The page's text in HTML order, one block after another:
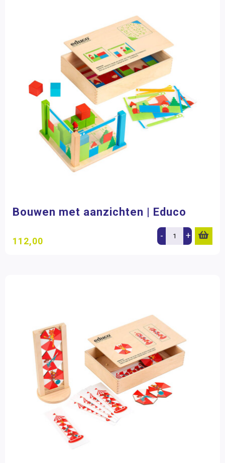
Bouwen met aanzichten | Educo
112,00 - +